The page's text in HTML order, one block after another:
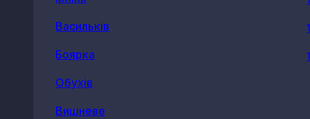
Васильків
Боярка
Обухів
Вишневе